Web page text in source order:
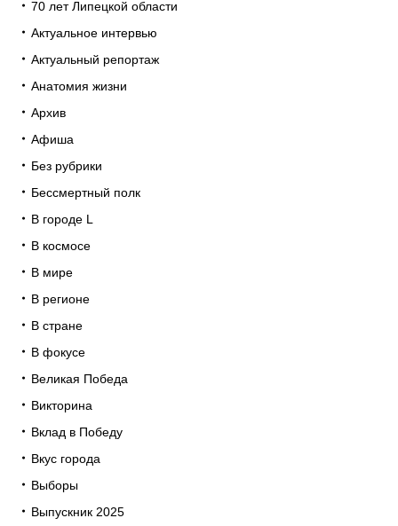
70 лет Липецкой области
Актуальное интервью
Актуальный репортаж
Анатомия жизни
Архив
Афиша
Без рубрики
Бессмертный полк
В городе L
В космосе
В мире
В регионе
В стране
В фокусе
Великая Победа
Викторина
Вклад в Победу
Вкус города
Выборы
Выпускник 2025